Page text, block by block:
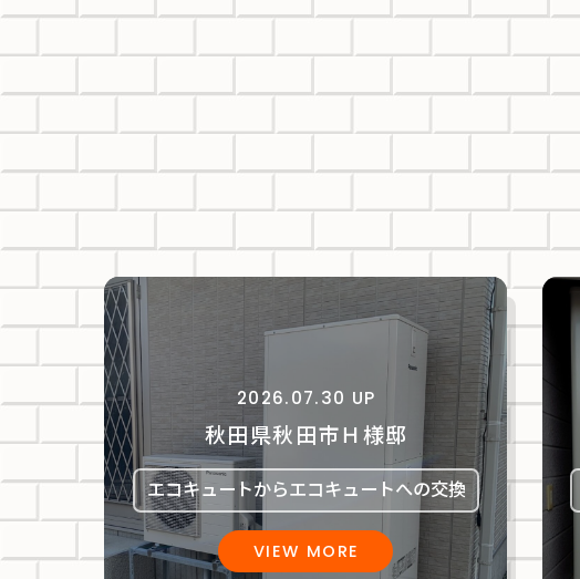
2026.07.30 UP
秋田県秋田市Ｈ様邸
エコキュートからエコキュートへの交換
VIEW MORE